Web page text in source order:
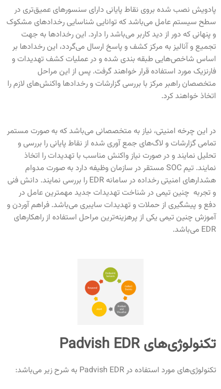
پادویش نصب شده بروی نقاط پایانی دارای سنسورهای عمیق‌تری در
سطح سیستم عامل می‌باشد که توانایی شناسایی رخدادهای مشکوک
و پنهانی که دور از دید کاربر می‌باشد را دارد. این رخدادها به جهت
تجمیع و آنالیز به مرکز کشف و پاسخ ارسال می‌گردد، این رخدادها بر
اساس شاخص‌هایی طبقه بندی شده و در عملیات کشف تهدیدات و
فارنزیک مورد استفاده قرار خواهند گرفت. پس از این مراحل
متخصصان راهبر مرکز با بررسی گزارشات و رخدادها واکنش‌های لازم را
اتخاذ خواهند کرد.
در این چرخه امنیتی، نیاز به متخصصانی می‌باشد که به صورت مستمر
تمامی گزارشات و لاگ‌های جمع آوری شده از نقاط پایانی را بررسی و
تحلیل نمایند و در صورت نیاز واکنش مناسب با تهدیدات را اتخاذ
نمایند. تیم SOC مستقر در سازمان وظیفه دارد به صورت مدوام
هشدارهای امنیتی رخداده در سامانه EDR را بررسی نمایند. دانش فنی
و تجربه چنین تیمی در شناخت تهدیدات جدید مهمترین عامل در
دفع و پیشگیری از حملات و تهدیدات سایبری می‌باشد. فراهم آوردن و
آموزش چنین تیمی یکی از پرهزینه‌ترین مراحل استفاده از راهکارهای
EDR می‌باشد.
تکنولوژی‌های Padvish EDR
تکنولوژی‌های مورد استفاده در Padvish EDR به شرح زیر می‌باشد: